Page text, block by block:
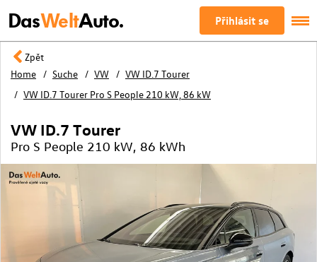
DasWeltAuto. Přihlásit se
Zpět
Home
Suche VW
VW ID.7 Tourer
VW ID.7 Tourer Pro S People 210 kW, 86 kW
VW ID.7 Tourer
Pro S People 210 kW, 86 kWh